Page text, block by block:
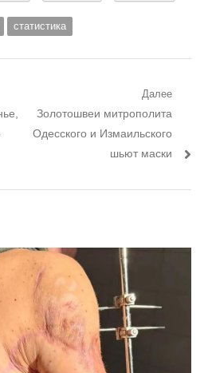
статистика
Далее
Следующий
пост:
Золотошвеи митрополита
Одесского и Измаильского
шьют маски